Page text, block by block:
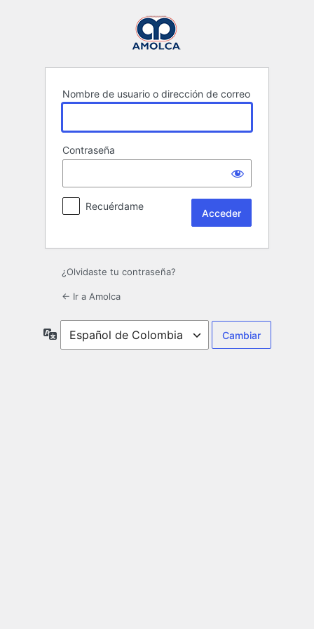
Nombre de usuario o dirección de correo
Contraseña
Recuérdame
¿Olvidaste tu contraseña?
← Ir a Amolca
Idioma